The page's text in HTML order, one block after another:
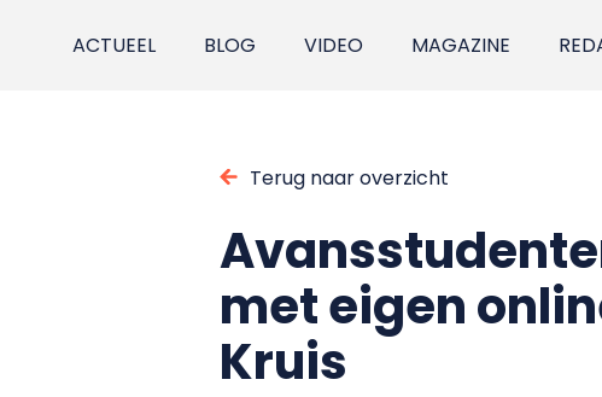
ACTUEEL BLOG VIDEO MAGAZINE
Terug naar overzicht
met eigen
Kruis